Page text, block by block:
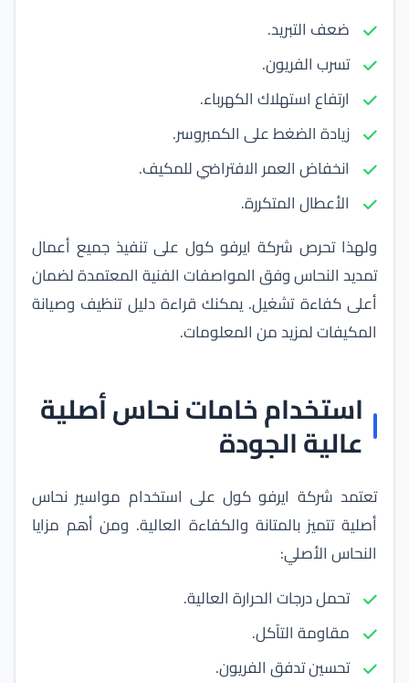
ضعف التبريد.
تسرب الفريون.
ارتفاع استهلاك الكهرباء.
زيادة الضغط على الكمبروسر.
انخفاض العمر الافتراضي للمكيف.
الأعطال المتكررة.
ولهذا تحرص شركة ايرفو كول على تنفيذ جميع أعمال
تمديد النحاس وفق المواصفات الفنية المعتمدة لضمان
أعلى كفاءة تشغيل. يمكنك قراءةدليل تنظيف وصيانة
المكيفاتلمزيد من المعلومات.
استخدام خامات نحاس أصلية
عالية الجودة
تعتمد شركة ايرفو كولعلى استخدام مواسير نحاس
أصلية تتميز بالمتانة والكفاءة العالية. ومن أهم مزايا
النحاس الأصلي:
تحمل درجات الحرارة العالية.
مقاومة التآكل.
تحسين تدفق الفريون.